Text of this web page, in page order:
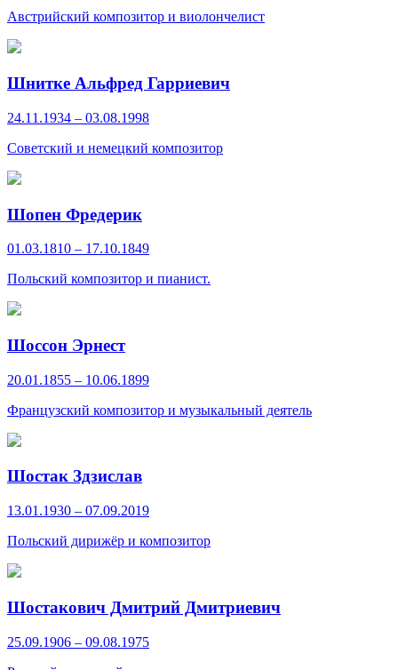
Австрийский композитор и виолончелист
Шнитке Альфред Гарриевич
24.11.1934 – 03.08.1998
Советский и немецкий композитор
Шопен Фредерик
01.03.1810 – 17.10.1849
Польский композитор и пианист.
Шоссон Эрнест
20.01.1855 – 10.06.1899
Французский композитор и музыкальный деятель
Шостак Здзислав
13.01.1930 – 07.09.2019
Польский дирижёр и композитор
Шостакович Дмитрий Дмитриевич
25.09.1906 – 09.08.1975